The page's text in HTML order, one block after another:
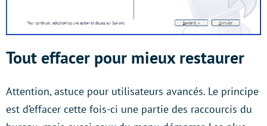
Tout effacer pour mieux restaurer
Attention, astuce pour utilisateurs avancés. Le principe
est d’effacer cette fois-ci une partie des raccourcis du